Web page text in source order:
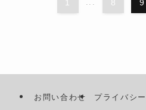
1 8 9
お問い合わせ プライバシ